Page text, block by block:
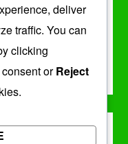
13 14
15
20 21
deliver
traffic. You can
clicking
orReject